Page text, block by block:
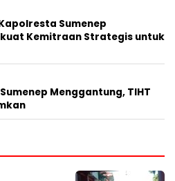
Sumenep
Kemitraan Strategis untuk
Menggantung, TIHT